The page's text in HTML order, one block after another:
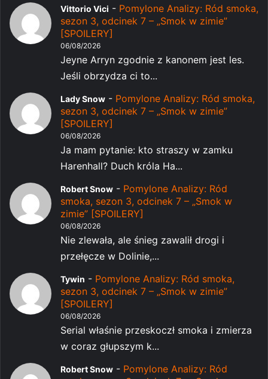
Vittorio Vici - Pomylone Analizy: Ród smoka,
sezon 3, odcinek 7 – „Smok w zimie”
[SPOILERY]
06/08/2026
Jeyne Arryn zgodnie z kanonem jest les.
Jeśli obrzydza ci to...
Lady Snow - Pomylone Analizy: Ród smoka,
sezon 3, odcinek 7 – „Smok w zimie”
[SPOILERY]
06/08/2026
Ja mam pytanie: kto straszy w zamku
Harenhall? Duch króla Ha...
Robert Snow - Pomylone Analizy: Ród
smoka, sezon 3, odcinek 7 – „Smok w
zimie” [SPOILERY]
06/08/2026
Nie zlewała, ale śnieg zawalił drogi i
przełęcze w Dolinie,...
Tywin - Pomylone Analizy: Ród smoka,
sezon 3, odcinek 7 – „Smok w zimie”
[SPOILERY]
06/08/2026
Serial właśnie przeskoczł smoka i zmierza
w coraz głupszym k...
Robert Snow - Pomylone Analizy: Ród